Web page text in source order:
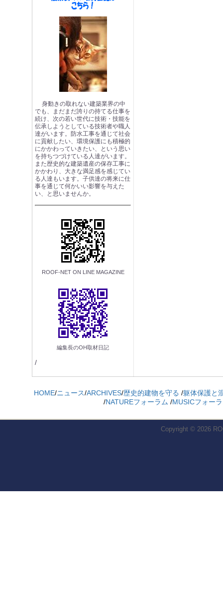
身動きの取れない建築業界の中
でも、まだまだ誇りの持てる仕事を
続け、次の若い世代に技術・技能を
伝承しようとしている技術者や職人
達がいます。防水工事を通じて社会
に貢献したい、環境保護にも積極的
にかかわっていきたい、という思い
を持ちつづけている人達がいます。
また歴史的な建築遺産の保存工事に
かかわり、大きな満足感を感じてい
る人達もいます。子供達の将来に仕
事を通じて何かいい影響を与えた
い、と思いませんか。
ROOF-NET ON LINE MAGAZINE
編集長のOH取材日記
/
HOME/ニュース/ARCHIVES/歴史的建物を守る /躯体保護と
/NATUREフォーラム /MUSICフォー
Copyright © 2026